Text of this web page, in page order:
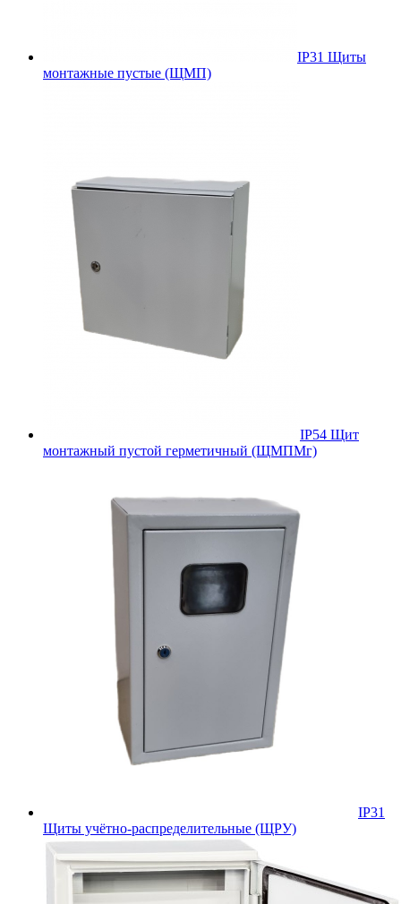
IP31 Щиты
монтажные пустые (ЩМП)
IP54 Щит
монтажный пустой герметичный (ЩМПМг)
IP31
Щиты учётно-распределительные (ЩРУ)